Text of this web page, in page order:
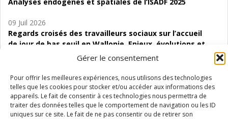
Gérer le consentement
Pour offrir les meilleures expériences, nous utilisons des technologies
telles que les cookies pour stocker et/ou accéder aux informations des
appareils. Le fait de consentir à ces technologies nous permettra de
traiter des données telles que le comportement de navigation ou les ID
uniques sur ce site. Le fait de ne pas consentir ou de retirer son
09 Juil 2026
Regards croisés des travailleurs sociaux sur l’accueil
de jour de bas seuil en Wallonie. Enjeux, évolutions et
06 Juil 2026
Étude d’évaluabilité des Structures
d’accompagnement à l’autocréation d’emploi (SAACE)